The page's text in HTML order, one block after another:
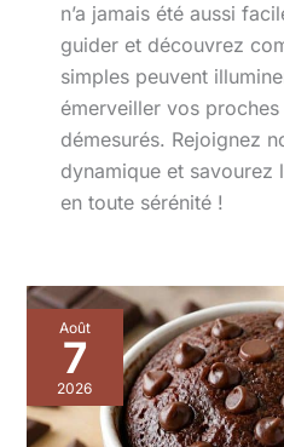
n’a jamais été aussi
guider et découvrez
simples peuvent
émerveiller vos
démesurés. Rejoignez
dynamique et savourez
en toute sérénité !
Août
7
2026
Incontournables
recettes
micro-
ondes
pour
novices